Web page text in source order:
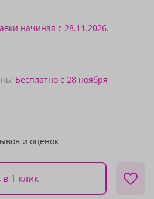
начиная с 28.11.2026.
Бесплатно с 28 ноября
и оценок
1 клик